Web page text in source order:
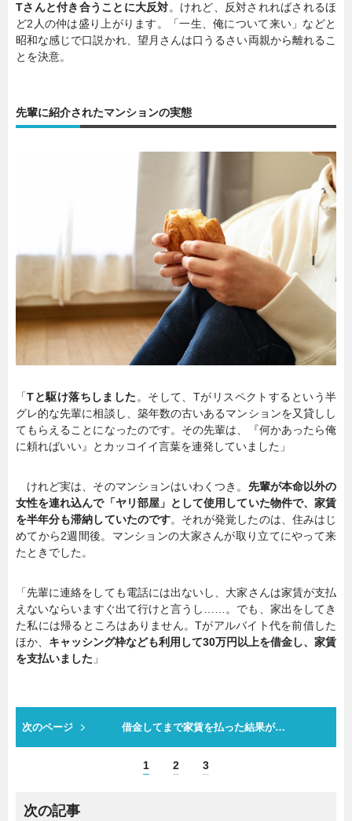
Tさんと付き合うことに大反対。けれど、反対されればされるほ
ど2人の仲は盛り上がります。「一生、俺について来い」などと
昭和な感じで口説かれ、望月さんは口うるさい両親から離れるこ
とを決意。
先輩に紹介されたマンションの実態
「Tと駆け落ちしました。そして、Tがリスペクトするという半
グレ的な先輩に相談し、築年数の古いあるマンションを又貸しし
てもらえることになったのです。その先輩は、『何かあったら俺
に頼ればいい』とカッコイイ言葉を連発していました」
けれど実は、そのマンションはいわくつき。 先輩が本命以外の
女性を連れ込んで「ヤリ部屋」として使用していた物件で、家賃
を半年分も滞納していたのです。それが発覚したのは、住みはじ
めてから2週間後。マンションの大家さんが取り立てにやって来
たときでした。
「先輩に連絡をしても電話には出ないし、大家さんは家賃が支払
えないならいますぐ出て行けと言うし……。でも、家出をしてき
た私には帰るところはありません。Tがアルバイト代を前借した
ほか、 キャッシング枠なども利用して30万円以上を借金し、家賃
を支払いました 」
次のページ 借金してまで家賃を払った結果が…
1 2 3
次の記事